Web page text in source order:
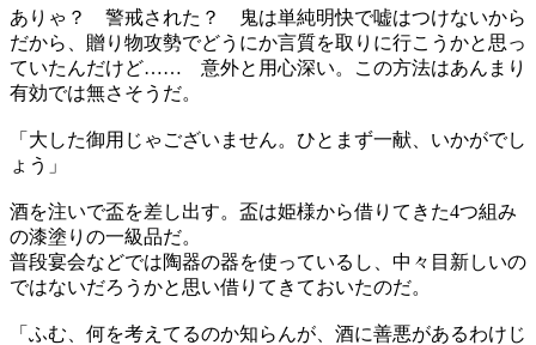
ありゃ？ 警戒された？ 鬼は単純明快で嘘はつけないから
だから、贈り物攻勢でどうにか言質を取りに行こうかと思っ
ていたんだけど…… 意外と用心深い。この方法はあんまり
有効では無さそうだ。
「大した御用じゃございません。ひとまず一献、いかがでし
ょう」
酒を注いで盃を差し出す。盃は姫様から借りてきた4つ組み
の漆塗りの一級品だ。
普段宴会などでは陶器の器を使っているし、中々目新しいの
ではないだろうかと思い借りてきておいたのだ。
「ふむ、何を考えてるのか知らんが、酒に善悪があるわけじ